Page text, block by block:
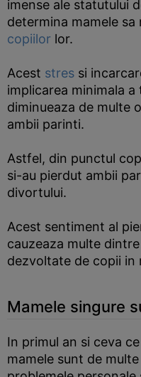
imense ale statutului
determina mamele
copiilor lor.
Acest stres si
implicarea minimala
diminueaza de multe
ambii parinti.
Astfel, din punctul
si-au pierdut ambii
divortului.
Acest sentiment al
cauzeaza multe
dezvoltate de copii in
Mamele singure
In primul an si ceva
mamele sunt de